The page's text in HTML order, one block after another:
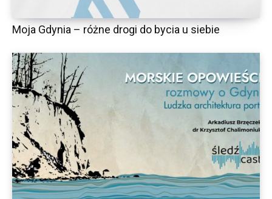
Moja Gdynia – różne drogi do bycia u siebie